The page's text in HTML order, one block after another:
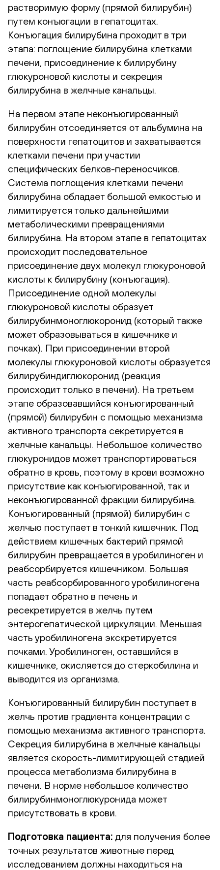
растворимую форму (прямой билирубин)
путем конъюгации в гепатоцитах.
Конъюгация билирубина проходит в три
этапа: поглощение билирубина клетками
печени, присоединение к билирубину
глюкуроновой кислоты и секреция
билирубина в желчные канальцы.
На первом этапе неконъюгированный
билирубин отсоединяется от альбумина на
поверхности гепатоцитов и захватывается
клетками печени при участии
специфических белков-переносчиков.
Система поглощения клетками печени
билирубина обладает большой емкостью и
лимитируется только дальнейшими
метаболическими превращениями
билирубина. На втором этапе в гепатоцитах
происходит последовательное
присоединение двух молекул глюкуроновой
кислоты к билирубину (конъюгация).
Присоединение одной молекулы
глюкуроновой кислоты образует
билирубинмоноглюкоронид (который также
может образовываться в кишечнике и
почках). При присоединении второй
молекулы глюкуроновой кислоты образуется
билирубиндиглюкоронид (реакция
происходит только в печени). На третьем
этапе образовавшийся конъюгированный
(прямой) билирубин с помощью механизма
активного транспорта секретируется в
желчные канальцы. Небольшое количество
глюкуронидов может транспортироваться
обратно в кровь, поэтому в крови возможно
присутствие как конъюгированной, так и
неконъюгированной фракции билирубина.
Конъюгированный (прямой) билирубин с
желчью поступает в тонкий кишечник. Под
действием кишечных бактерий прямой
билирубин превращается в уробилиноген и
реабсорбируется кишечником. Большая
часть реабсорбированного уробилиногена
попадает обратно в печень и
ресекретируется в желчь путем
энтерогепатической циркуляции. Меньшая
часть уробилиногена экскретируется
почками. Уробилиноген, оставшийся в
кишечнике, окисляется до стеркобилина и
выводится из организма.
Конъюгированный билирубин поступает в
желчь против градиента концентрации с
помощью механизма активного транспорта.
Секреция билирубина в желчные канальцы
является скорость-лимитирующей стадией
процесса метаболизма билирубина в
печени. В норме небольшое количество
билирубинмоноглюкуронида может
присутствовать в крови.
Подготовка пациента: для получения более
точных результатов животные перед
исследованием должны находиться на